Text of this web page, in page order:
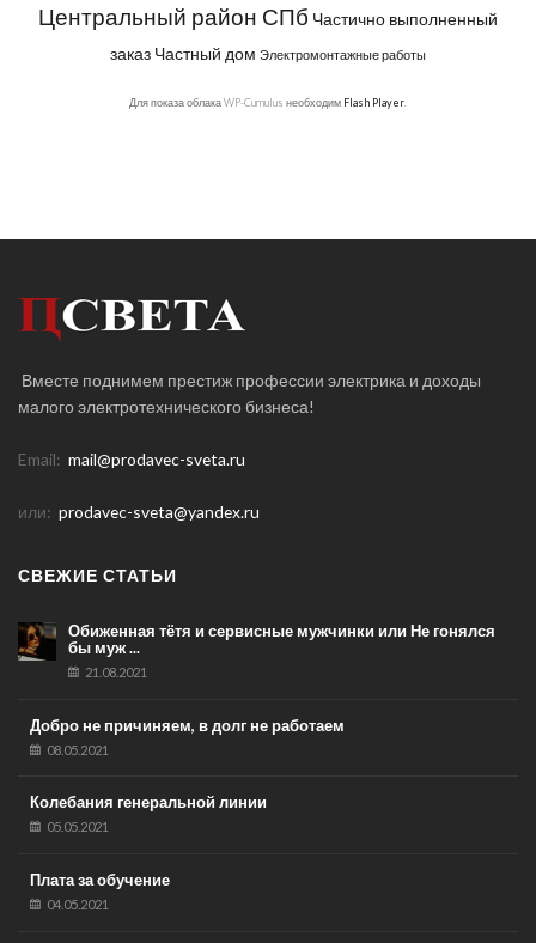
Центральный район СПб Частично выполненный
заказ Частный дом Электромонтажные работы
Для показа облака WP-Cumulus необходим Flash Player
Вместе поднимем престиж профессии электрика и доходы
малого электротехнического бизнеса!
Email: mail@prodavec-sveta.ru
или: prodavec-sveta@yandex.ru
СВЕЖИЕ СТАТЬИ
Обиженная тётя и сервисные мужчинки или Не гонялся
бы муж ...
21.08.2021
Добро не причиняем, в долг не работаем
08.05.2021
Колебания генеральной линии
05.05.2021
Плата за обучение
04.05.2021